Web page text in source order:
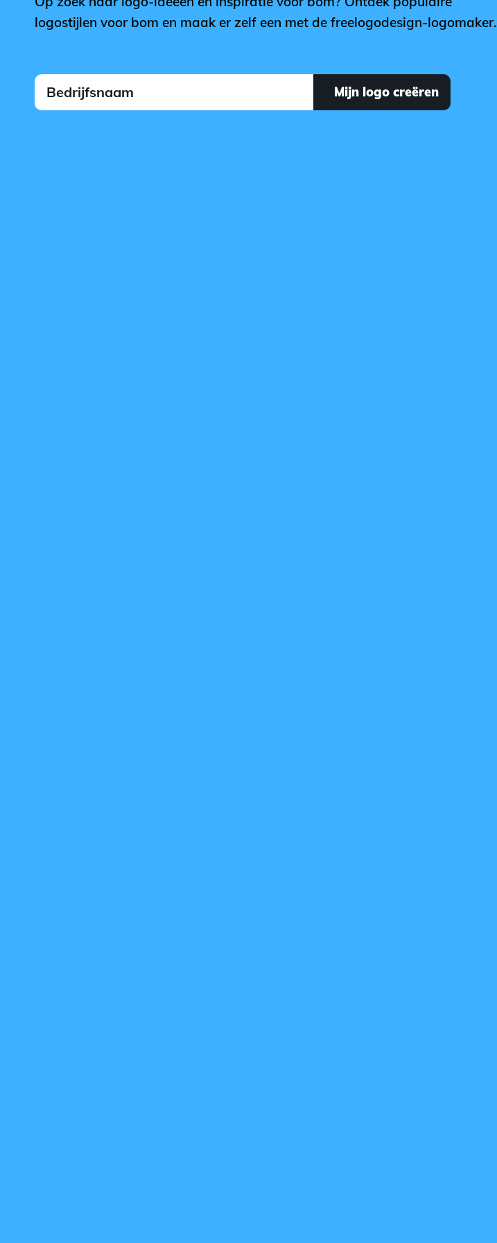
logostijlen voor bom en maak er zelf een met de freelogodesign-logomaker.
Mijn logo creëren